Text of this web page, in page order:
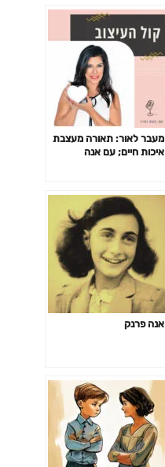
מעבר לאור: תאורה מעצבת
איכות חיים; עם אנה
אנה פרנק